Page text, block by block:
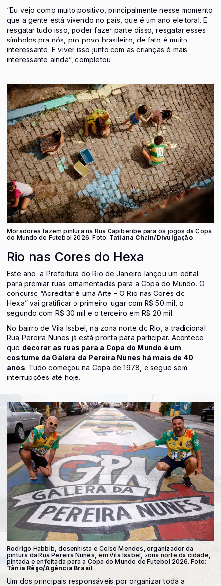
“Eu vejo como muito positivo, principalmente nesse momento
que a gente está vivendo no país, que é um ano eleitoral. E
resgatar tudo isso, poder fazer parte disso, resgatar esses
símbolos pra nós, pro povo brasileiro, de fato é muito
interessante. E viver isso junto com as crianças é mais
interessante ainda”, completou.
Moradores fazem pintura na Rua Capiberibe para os jogos da Copa
do Mundo de Futebol 2026. Foto: Tatiana Chain/Divulgação
Rio nas Cores do Hexa
Este ano, a Prefeitura do Rio de Janeiro lançou um edital
para premiar ruas ornamentadas para a Copa do Mundo. O
concurso “Acreditar é uma Arte – O Rio nas Cores do
Hexa” vai gratificar o primeiro lugar com R$ 50 mil, o
segundo com R$ 30 mil e o terceiro em R$ 20 mil.
No bairro de Vila Isabel, na zona norte do Rio, a tradicional
Rua Pereira Nunes já está pronta para participar. Acontece
que decorar as ruas para a Copa do Mundo é um
costume da Galera da Pereira Nunes há mais de 40
anos. Tudo começou na Copa de 1978, e segue sem
interrupções até hoje.
Rodrigo Habbib, desenhista e Celso Mendes, organizador da
pintura da Rua Pereira Nunes, em Vila Isabel, zona norte da cidade,
pintada e enfeitada para a Copa do Mundo de Futebol 2026. Foto:
Tânia Rêgo/Agência Brasil
Um dos principais responsáveis por organizar toda a